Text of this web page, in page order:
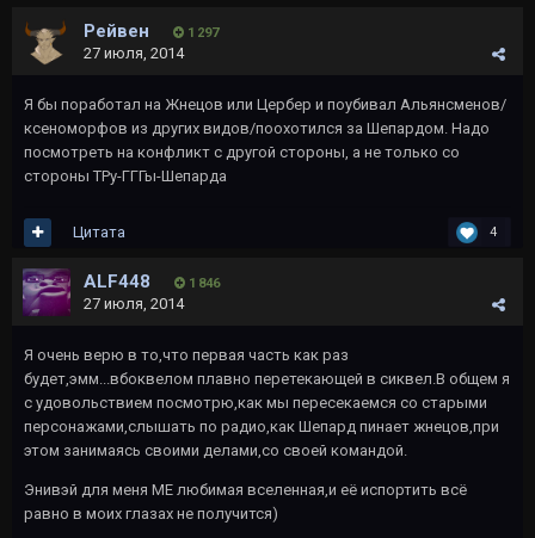
Рейвeн 1 297
27 июля, 2014
Я бы поработал на Жнецов или Цербер и поубивал Альянсменов/
ксеноморфов из других видов/поохотился за Шепардом. Надо
посмотреть на конфликт с другой стороны, а не только со
стороны ТРу-ГГГы-Шепарда
4
Цитата
ALF448 1 846
27 июля, 2014
Я очень верю в то,что первая часть как раз
будет,эмм...вбоквелом плавно перетекающей в сиквел.В общем я
с удовольствием посмотрю,как мы пересекаемся со старыми
персонажами,слышать по радио,как Шепард пинает жнецов,при
этом занимаясь своими делами,со своей командой.
Энивэй для меня МЕ любимая вселенная,и её испортить всё
равно в моих глазах не получится)